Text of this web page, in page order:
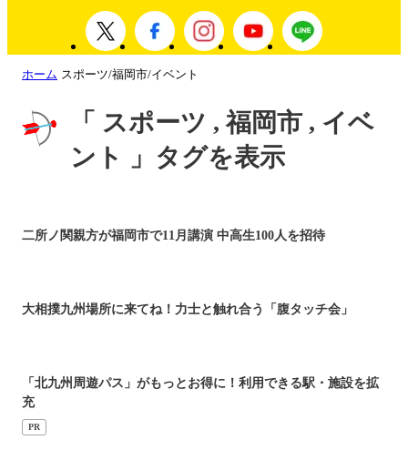
ホーム スポーツ/福岡市/イベント
「 スポーツ , 福岡市 , イベ
ント 」タグを表示
二所ノ関親方が福岡市で11月講演 中高生100人を招待
大相撲九州場所に来てね！力士と触れ合う「腹タッチ会」
「北九州周遊パス」がもっとお得に！利用できる駅・施設を拡
充
PR